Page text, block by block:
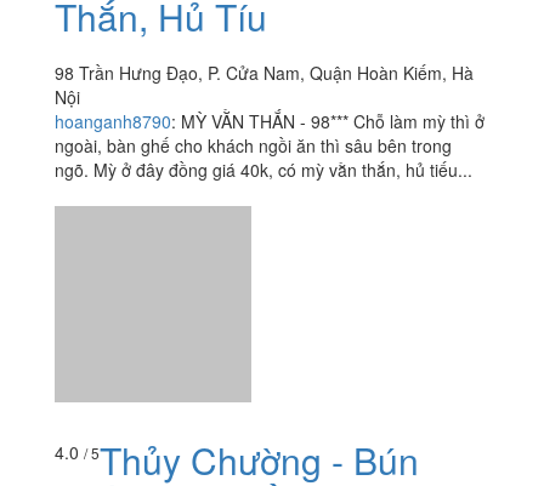
3.3/ 5Tiến Thiện - Mì Vằn
Thắn, Hủ Tíu
98 Trần Hưng Đạo, P. Cửa Nam, Quận Hoàn Kiếm, Hà